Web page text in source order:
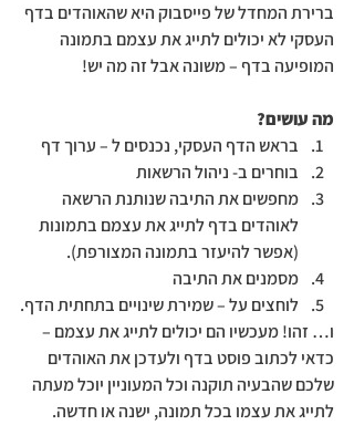
ברירת המחדל של פייסבוק היא שהאוהדים בדף
העסקי לא יכולים לתייג את עצמם בתמונה
המופיעה בדף – משונה אבל זה מה יש!
מה עושים?
בראש הדף העסקי, נכנסים ל – ערוך דף
בוחרים ב- ניהול הרשאות
מחפשים את התיבה שנותנת הרשאה
לאוהדים בדף לתייג את עצמם בתמונות
(אפשר להיעזר בתמונה המצורפת).
מסמנים את התיבה
לוחצים על – שמירת שינויים בתחתית הדף.
ו… זהו! מעכשיו הם יכולים לתייג את עצמם –
כדאי לכתוב פוסט בדף ולעדכן את האוהדים
שלכם שהבעיה תוקנה וכל המעוניין יוכל מעתה
לתייג את עצמו בכל תמונה, ישנה או חדשה.